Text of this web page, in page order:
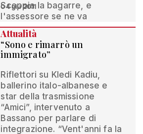
Scoppia la bagarre, e
l'assessore se ne va
04 giu 2011
Attualità
“Sono e rimarrò un
immigrato”
Riflettori su Kledi Kadiu,
ballerino italo-albanese e
star della trasmissione
“Amici”, intervenuto a
Bassano per parlare di
integrazione. “Vent'anni fa la